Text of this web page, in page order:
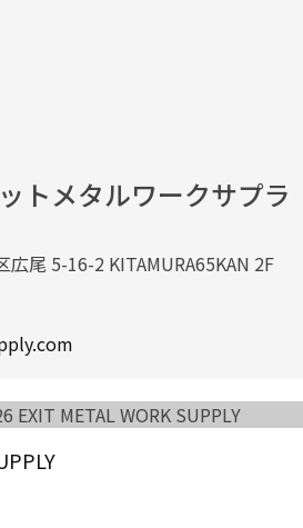
トメタルワークサプラ
広尾 5-16-2 KITAMURA65KAN 2F
METAL WORK SUPPLY